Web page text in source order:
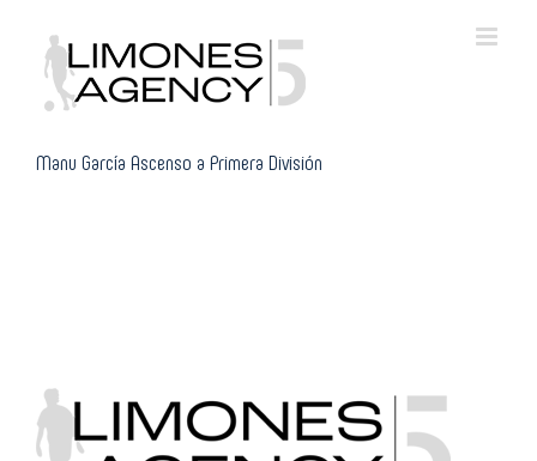
content
Manu García Ascenso a Primera División